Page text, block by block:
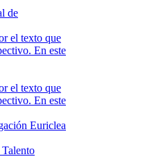
de
Euriclea